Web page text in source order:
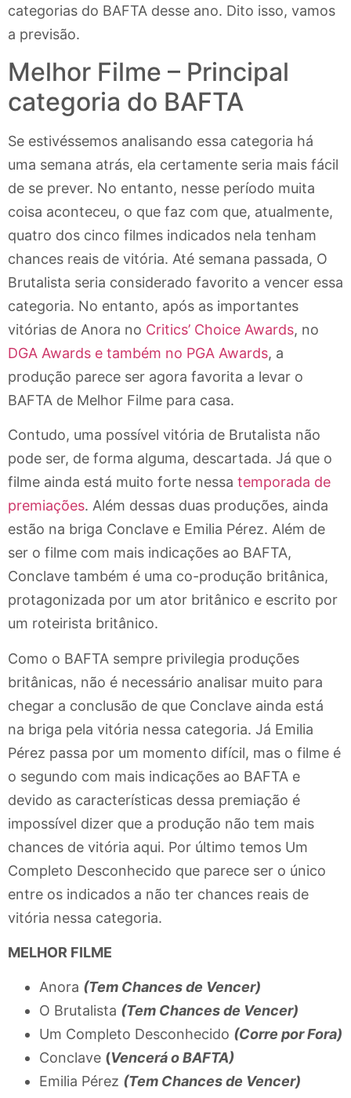
categorias do BAFTA desse ano. Dito isso, vamos
a previsão.
Melhor Filme – Principal
categoria do BAFTA
Se estivéssemos analisando essa categoria há
uma semana atrás, ela certamente seria mais fácil
de se prever. No entanto, nesse período muita
coisa aconteceu, o que faz com que, atualmente,
quatro dos cinco filmes indicados nela tenham
chances reais de vitória. Até semana passada, O
Brutalista seria considerado favorito a vencer essa
categoria. No entanto, após as importantes
vitórias de Anora no Critics’ Choice Awards, no
DGA Awards e também no PGA Awards, a
produção parece ser agora favorita a levar o
BAFTA de Melhor Filme para casa.
Contudo, uma possível vitória de Brutalista não
pode ser, de forma alguma, descartada. Já que o
filme ainda está muito forte nessa temporada de
premiações. Além dessas duas produções, ainda
estão na briga Conclave e Emilia Pérez. Além de
ser o filme com mais indicações ao BAFTA,
Conclave também é uma co-produção britânica,
protagonizada por um ator britânico e escrito por
um roteirista britânico.
Como o BAFTA sempre privilegia produções
britânicas, não é necessário analisar muito para
chegar a conclusão de que Conclave ainda está
na briga pela vitória nessa categoria. Já Emilia
Pérez passa por um momento difícil, mas o filme é
o segundo com mais indicações ao BAFTA e
devido as características dessa premiação é
impossível dizer que a produção não tem mais
chances de vitória aqui. Por último temos Um
Completo Desconhecido que parece ser o único
entre os indicados a não ter chances reais de
vitória nessa categoria.
MELHOR FILME
Anora (Tem Chances de Vencer)
O Brutalista (Tem Chances de Vencer)
Um Completo Desconhecido (Corre por Fora)
Conclave (Vencerá o BAFTA)
Emilia Pérez (Tem Chances de Vencer)